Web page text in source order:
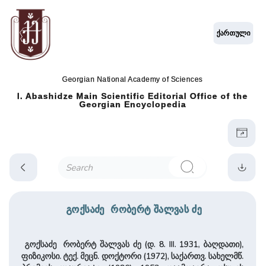
Georgian National Academy of Sciences
I. Abashidze Main Scientific Editorial Office of the
Georgian Encyclopedia
ქართული
გოქსაძე რობერტ შალვას ძე
გოქსაძე რობერტ შალვას ძე (დ. 8. III. 1931, ბაღდათი),
ფიზიკოსი. ტექ. მეცნ. დოქტორი (1972), საქართვ. სახელმწ.